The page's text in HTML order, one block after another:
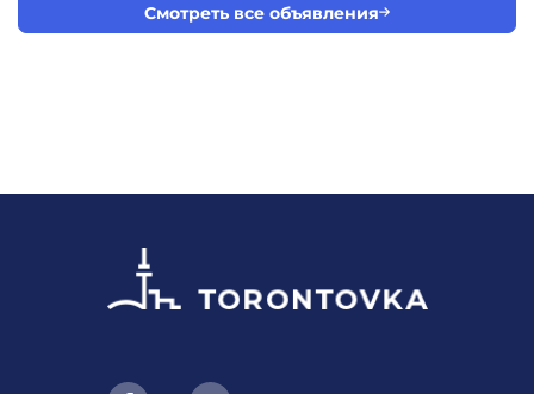
Смотреть все объявления